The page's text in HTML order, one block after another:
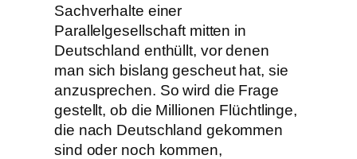
Sachverhalte einer
Parallelgesellschaft mitten in
Deutschland enthüllt, vor denen
man sich bislang gescheut hat, sie
anzusprechen. So wird die Frage
gestellt, ob die Millionen Flüchtlinge,
die nach Deutschland gekommen
sind oder noch kommen,